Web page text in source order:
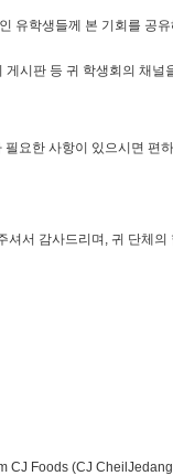
유학생들께 본 기회를 공
게시판 등 귀 학생회의 채
필요한 사항이 있으시면 편
셔서 감사드리며, 귀 단체
CJ Foods (CJ